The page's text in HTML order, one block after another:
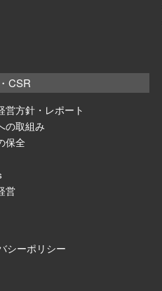
CSR
営方針・レポート
の取組み
保全
営
シーポリシー